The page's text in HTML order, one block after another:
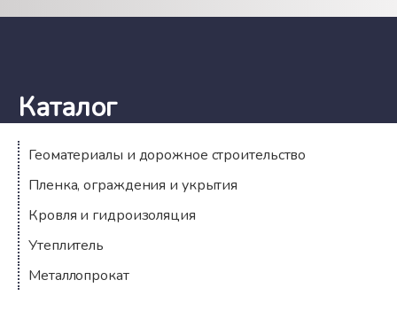
Каталог
Геоматериалы и дорожное строительство
Пленка, ограждения и укрытия
Кровля и гидроизоляция
Утеплитель
Металлопрокат
Компания